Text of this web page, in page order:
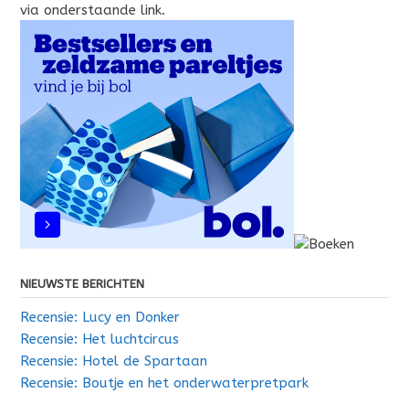
via onderstaande link.
NIEUWSTE BERICHTEN
Recensie: Lucy en Donker
Recensie: Het luchtcircus
Recensie: Hotel de Spartaan
Recensie: Boutje en het onderwaterpretpark